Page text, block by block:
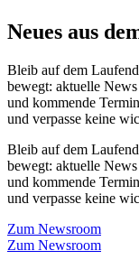
Neues aus
Bleib auf dem
bewegt: aktuelle
und kommende
und verpasse keine
Bleib auf dem
bewegt: aktuelle
und kommende
und verpasse keine
Zum Newsroom
Zum Newsroom